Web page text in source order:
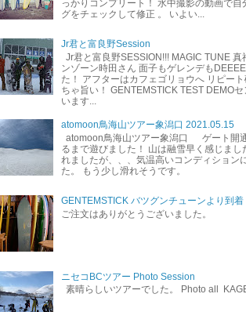
っかりコンプリート！ 水中撮影の動画で自
グをチェックして修正 。 いよい...
Jr君と富良野Session
Jr君と富良野SESSION!!! MAGIC TUNE 真
ンゾーン時田さん 面子もゲレンデも
た！ アフターはカフェゴリョウへ リピー
ちゃ旨い！ GENTEMSTICK TEST DEMO
います...
atomoon鳥海山ツアー象潟口 2021.05.15
atomoon鳥海山ツアー象潟口 ゲート開
るまで遊びました！ 山は融雪早く感じまし
れましたが、、、気温高いコンディション
た。 もう少し滑れそうです。
GENTEMSTICK バツグンチューンより到着
ご注文はありがとうございました。
ニセコBCツアー Photo Session
素晴らしいツアーでした。 Photo all